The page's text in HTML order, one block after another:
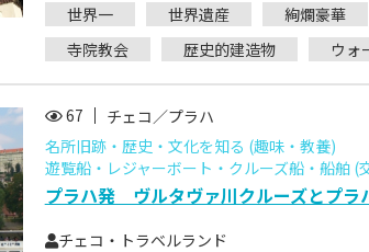
世界一
世界遺産 絢爛豪華
寺院教会
歴史的建造物 ウォ
67
チェコ／プラハ
名所旧跡・歴史・文化を知る (趣味・教養)
遊覧船・レジャーボート・クルーズ船・船舶 (
プラハ発 ヴルタヴァ川クルーズとプラ
チェコ・トラベルランド